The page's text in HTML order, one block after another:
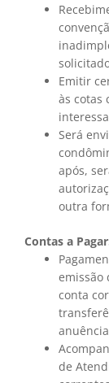
Emitir
às cotas
Será
após,
outra
Contas a
emissão
conta
de